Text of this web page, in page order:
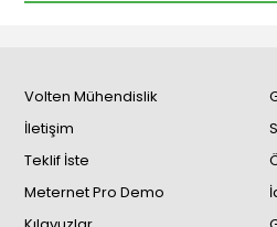
Volten Mühendislik
İletişim
Teklif İste
Meternet Pro Demo